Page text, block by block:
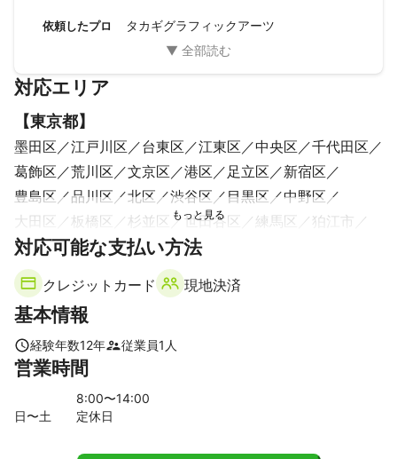
手続き方法がわからない等がございましたら
ご案内または提案いたしますので
主役のお子様の写真、親子写真、家族写真
祖父母様との写真、集合写真、スナップ等
自然な雰囲気の写真から
きっちりした集合写真まで
また、お子様がグズってしまった場合でも
焦らなくて大丈夫です。
こども達がグズってしまうときは
それなりの理由がありますので
気持ちが落ち着くよう
お手伝いをいたします。
依頼したプロ タカギグラフィックアーツ
対応エリア
【東京都】
墨田区 江戸川区 台東区 江東区 中央区
千代田区
葛飾区
荒川区 文京区 港区 足立区
新宿区
豊島区
品川区 北区 渋谷区 目黒区
中野区
大田区
板橋区 杉並区 世田谷区 練馬区
狛江市
三鷹市
武蔵野市 調布市 西東京市
東久留米市
稲城市
東村山市
国分寺市 国立市 多摩市
日野市
立川市
福生市
羽村市 八王子市
【千葉県】
市川市 松戸市
流山市
白井市
対応可能な支払い方法
クレジットカード 現地決済
基本情報
経験年数12年 従業員1 人
営業時間
8:00〜14:00
日〜土
定休日